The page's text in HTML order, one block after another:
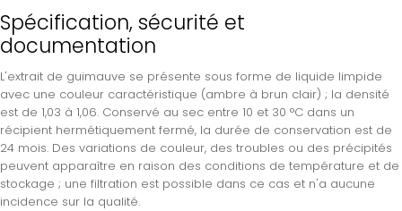
Spécification, sécurité et
documentation
L'extrait de guimauve se présente sous forme de liquide limpide
avec une couleur caractéristique (ambre à brun clair) ; la densité
est de 1,03 à 1,06. Conservé au sec entre 10 et 30 °C dans un
récipient hermétiquement fermé, la durée de conservation est de
24 mois. Des variations de couleur, des troubles ou des précipités
peuvent apparaître en raison des conditions de température et de
stockage ; une filtration est possible dans ce cas et n'a aucune
incidence sur la qualité.